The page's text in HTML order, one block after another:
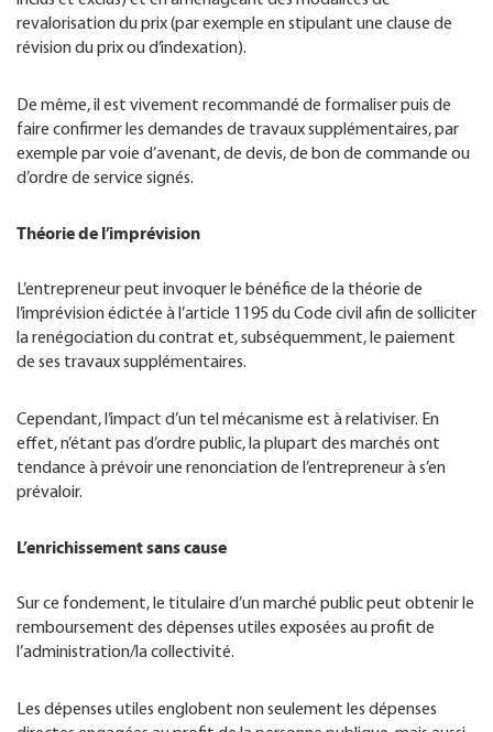
revalorisation du prix (par exemple en stipulant une clause de
révision du prix ou d’indexation).
De même, il est vivement recommandé de formaliser puis de
faire confirmer les demandes de travaux supplémentaires, par
exemple par voie d’avenant, de devis, de bon de commande ou
d’ordre de service signés.
Théorie de l’imprévision
L’entrepreneur peut invoquer le bénéfice de la théorie de
l’imprévision édictée à l’article 1195 du Code civil afin de solliciter
la renégociation du contrat et, subséquemment, le paiement
de ses travaux supplémentaires.
Cependant, l’impact d’un tel mécanisme est à relativiser. En
effet, n’étant pas d’ordre public, la plupart des marchés ont
tendance à prévoir une renonciation de l’entrepreneur à s’en
prévaloir.
L’enrichissement sans cause
Sur ce fondement, le titulaire d’un marché public peut obtenir le
remboursement des dépenses utiles exposées au profit de
l’administration/la collectivité.
Les dépenses utiles englobent non seulement les dépenses